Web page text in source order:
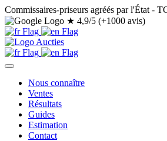
Commissaires-priseurs agréés par l'État -
★ 4,9/5 (+1000 avis)
Nous connaître
Ventes
Résultats
Guides
Estimation
Contact